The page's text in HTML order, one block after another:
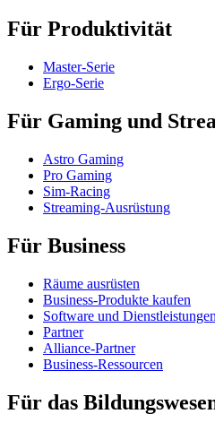
Für Produktivität
Master-Serie
Ergo-Serie
Für Gaming und
Astro Gaming
Pro Gaming
Sim-Racing
Streaming-Ausrüstung
Für Business
Räume ausrüsten
Business-Produkte kaufen
Software und Dienstleistungen
Partner
Alliance-Partner
Business-Ressourcen
Für das